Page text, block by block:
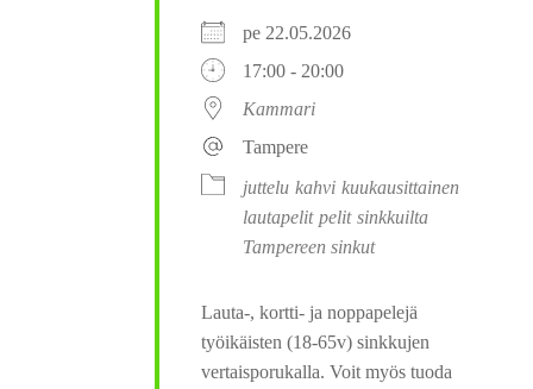
pe 22.05.2026
17:00 - 20:00
Kammari
Tampere
juttelu kahvi kuukausittainen
lautapelit pelit sinkkuilta
Tampereen sinkut
Lauta-, kortti- ja noppapelejä
työikäisten (18-65v) sinkkujen
vertaisporukalla. Voit myös tuoda